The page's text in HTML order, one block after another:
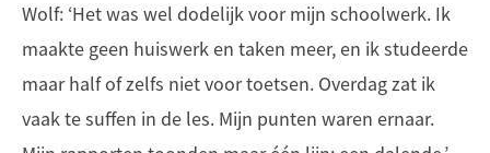
Wolf: ‘Het was wel dodelijk voor mijn schoolwerk. Ik
maakte geen huiswerk en taken meer, en ik studeerde
maar half of zelfs niet voor toetsen. Overdag zat ik
vaak te suffen in de les. Mijn punten waren ernaar.